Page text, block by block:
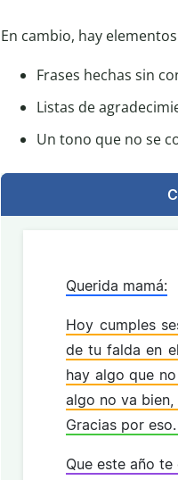
En cambio, hay
Frases hechas sin
Listas de
Un tono que no se
Querida mamá:
Hoy cumples
de tu falda en
hay algo que
algo no va bien,
Gracias por
Que este año